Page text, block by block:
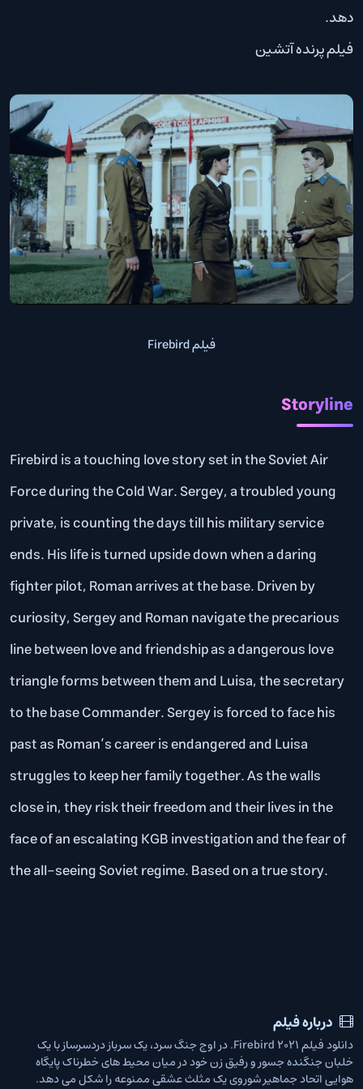
دهد.
فیلم پرنده آتشین
فیلم Firebird
Storyline
Firebird is a touching love story set in the Soviet Air
Force during the Cold War. Sergey, a troubled young
private, is counting the days till his military service
ends. His life is turned upside down when a daring
fighter pilot, Roman arrives at the base. Driven by
curiosity, Sergey and Roman navigate the precarious
line between love and friendship as a dangerous love
triangle forms between them and Luisa, the secretary
to the base Commander. Sergey is forced to face his
past as Roman’s career is endangered and Luisa
struggles to keep her family together. As the walls
close in, they risk their freedom and their lives in the
face of an escalating KGB investigation and the fear of
the all-seeing Soviet regime. Based on a true story.
درباره فیلم
دانلود فیلم Firebird 2021. در اوج جنگ سرد، یک سرباز دردسرساز با یک
خلبان جنگنده جسور و رفیق زن خود در میان محیط های خطرناک پایگاه
هوایی اتحاد جماهیر شوروی یک مثلث عشقی ممنوعه را شکل می دهد.